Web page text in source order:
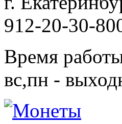
912-20-30-
Время
вс,пн -